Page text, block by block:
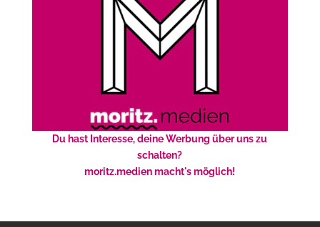
Du hast Interesse, deine Werbung über uns zu
schalten?
moritz.medien macht's möglich!